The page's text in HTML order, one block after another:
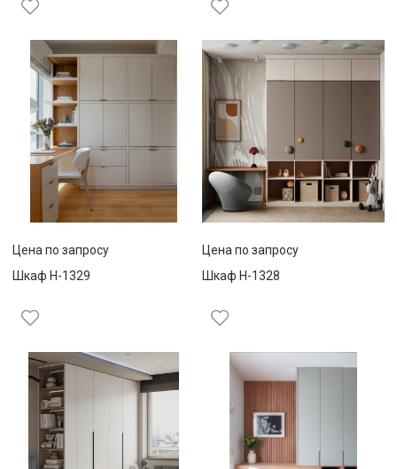
Цена по запросу
Шкаф Н-1329
Цена по запросу
Шкаф Н-1328